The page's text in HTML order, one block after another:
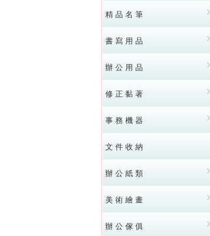
精 品 名 筆
書 寫 用 品
辦 公 用 品
修 正 黏 著
事 務 機 器
文 件 收 納
辦 公 紙 類
美 術 繪 畫
辦 公 傢 俱